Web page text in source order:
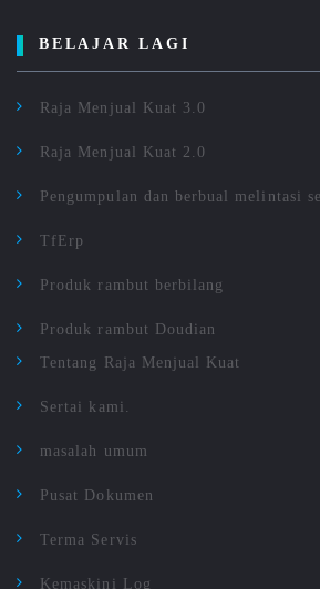
BELAJAR LAGI
Raja Menjual Kuat 3.0
Raja Menjual Kuat 2.0
Pengumpulan dan berbual melintasi
TfErp
Produk rambut berbilang
Produk rambut Doudian
Tentang Raja Menjual Kuat
Sertai kami.
masalah umum
Pusat Dokumen
Terma Servis
Kemaskini Log